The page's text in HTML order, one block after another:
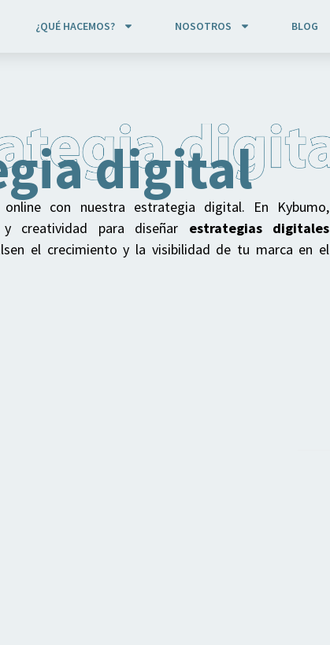
¿QUÉ HACEMOS? NOSOTROS BLOG
digital
con nuestra estrategia digital. En Kybumo,
y creatividad para diseñar estrategias digitales
el crecimiento y la visibilidad de tu marca en el